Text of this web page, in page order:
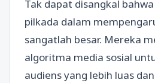
Tak dapat disangkal
pilkada dalam
sangatlah besar. Mereka
algoritma media sosial
audiens yang lebih luas